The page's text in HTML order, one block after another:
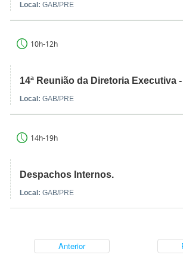
Local: GAB/PRE
10h-12h
14ª Reunião da Diretoria Executiva
Local: GAB/PRE
14h-19h
Despachos Internos.
Local: GAB/PRE
Anterior